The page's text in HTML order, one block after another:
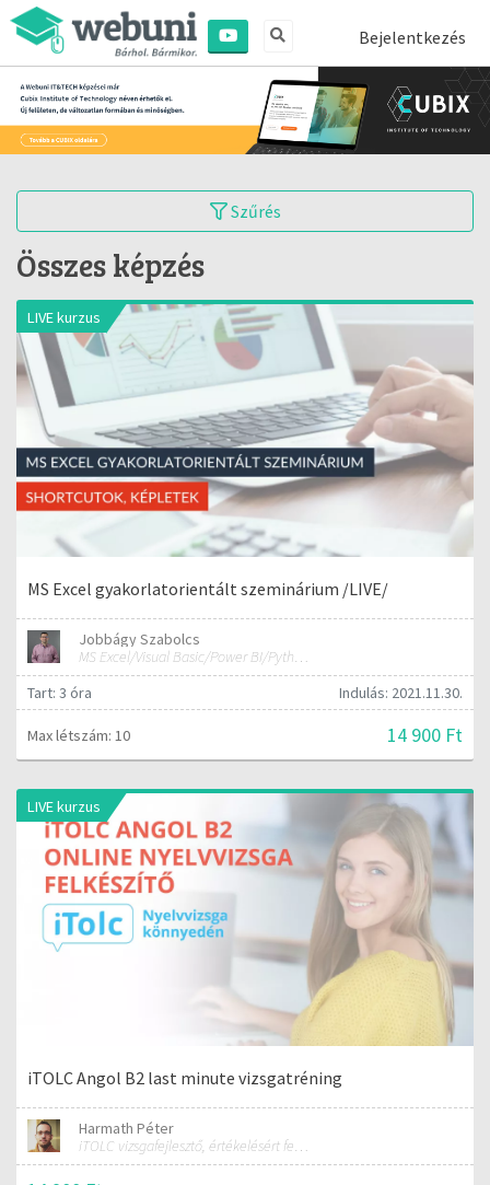
Bejelentkezés
Szűrés
Összes képzés
LIVE kurzus
MS Excel gyakorlatorientált szeminárium /LIVE/
Jobbágy Szabolcs
MS Excel/Visual Basic/Power BI/Python adatelemzési szakértő
Tart: 3 óra
Indulás: 2021.11.30.
Max létszám: 10 14 900 Ft
LIVE kurzus
iTOLC Angol B2 last minute vizsgatréning
Harmath Péter
iTOLC vizsgafejlesztő, értékelésért felelős szakmai vezető